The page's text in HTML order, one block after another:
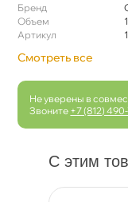
Бренд
Объем
Артикул
Смотреть все
Не уверены в
Звоните +7 (812)
С этим